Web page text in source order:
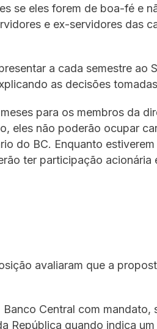
se eles forem de boa-fé e
e ex-servidores das
a cada semestre ao
as decisões
para os membros da
eles não poderão ocupar
do BC. Enquanto
ter participação acionária
avaliaram que a
Central com mandato,
República quando indica um